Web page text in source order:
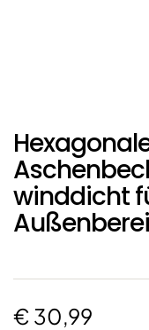
winddicht
€ 30,99